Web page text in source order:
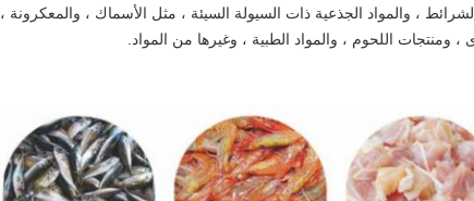
، والمواد الجذعية ذات السيولة السيئة ، مثل الأسماك ، والمعكرونة ،
، ومنتجات اللحوم ، والمواد الطبية ، وغيرها من المواد.